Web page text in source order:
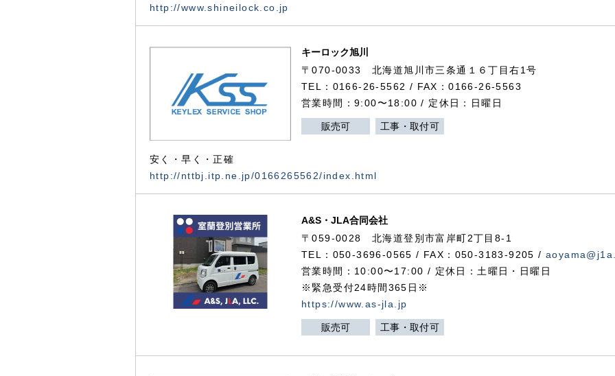
http://www.shineilock.co.jp
キーロック旭川
〒070-0033 北海道旭川市三条通１６丁目右1号
TEL：0166-26-5562 / FAX：0166-26-5563
営業時間：9:00〜18:00 / 定休日：日曜日
販売可 工事・取付可
安く・早く・正確
http://nttbj.itp.ne.jp/0166265562/index.html
A&S・JLA合同会社
〒059-0028北海道登別市富岸町2丁目 8-1
TEL：050-3696-0565 / FAX：050-3183-9205 /
営業時間：10:00〜17:00 / 定休日：土曜日・日曜日
※緊急受付24時間365日※
https://www.as-jla.jp
販売可 工事・取付可